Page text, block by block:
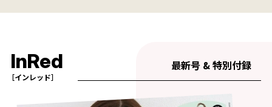
InRed
［インレッド］
最新号 & 特別付録